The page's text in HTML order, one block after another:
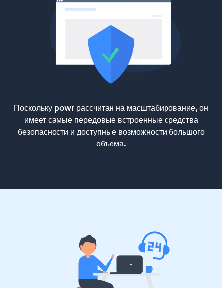
Поскольку powr рассчитан на масштабирование, он
имеет самые передовые встроенные средства
безопасности и доступные возможности большого
объема.